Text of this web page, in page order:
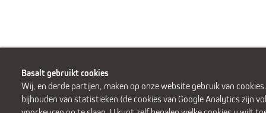
Basalt gebruikt cookies
Wij, en derde partijen, maken op onze website gebruik van
bijhouden van statistieken (de cookies van Google Analytics zijn